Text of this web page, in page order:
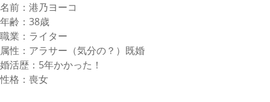
名前：港乃ヨーコ
年齢：38歳
職業：ライター
属性：アラサー（気分の？）既婚
婚活歴：5年かかった！
性格：喪女